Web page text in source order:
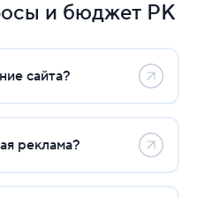
и бюджет РК
сайта?
реклама?